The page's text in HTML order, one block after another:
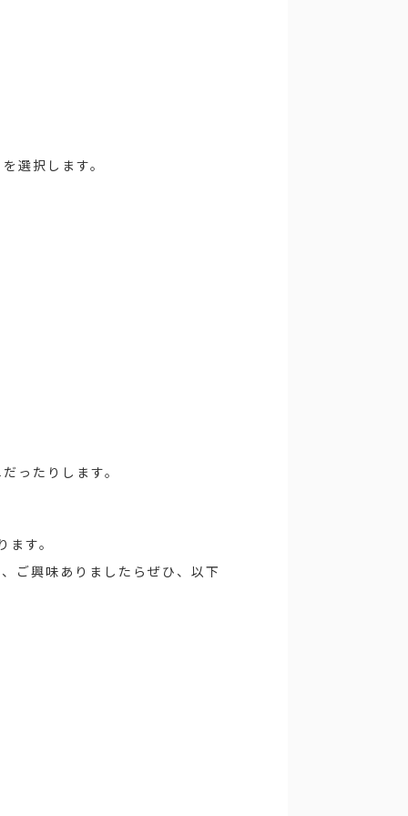
選択します。
ったりします。
す。
ご興味ありましたらぜひ、以下